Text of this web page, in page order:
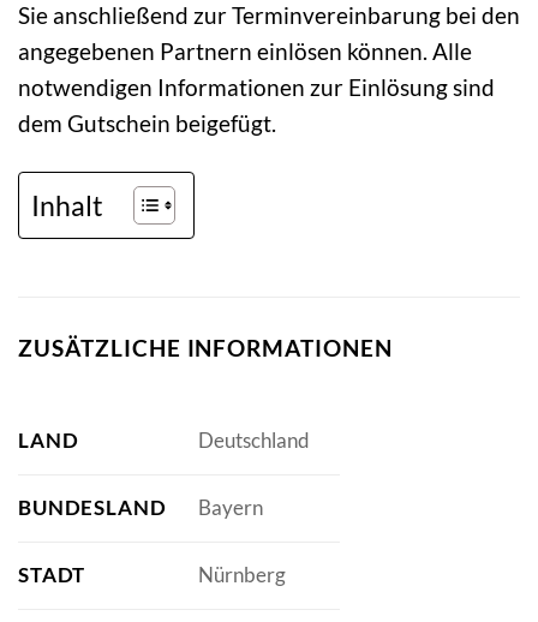
Sie anschließend zur Terminvereinbarung bei den
angegebenen Partnern einlösen können. Alle
notwendigen Informationen zur Einlösung sind
dem Gutschein beigefügt.
Inhalt
ZUSÄTZLICHE INFORMATIONEN
LAND Deutschland
BUNDESLAND Bayern
STADT Nürnberg